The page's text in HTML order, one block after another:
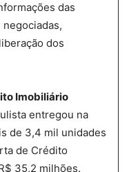
das
dos
Imobiliário
entregou na
de 3,4 mil unidades
de Crédito
35,2 milhões.